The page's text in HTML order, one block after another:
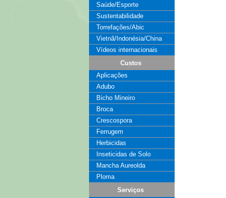
Saúde/Esporte
Sustentabilidade
Torrefações/Abic
Vietnã/Indonésia/China
Vídeos internacionais
Custos
Aplicações
Adubo
Bicho Mineiro
Broca
Crescospora
Ferrugem
Herbicidas
Inseticidas de Solo
Mancha Aureolda
Ploma
Serviços